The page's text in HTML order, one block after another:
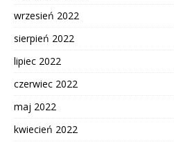
wrzesień 2022
sierpień 2022
lipiec 2022
czerwiec 2022
maj 2022
kwiecień 2022